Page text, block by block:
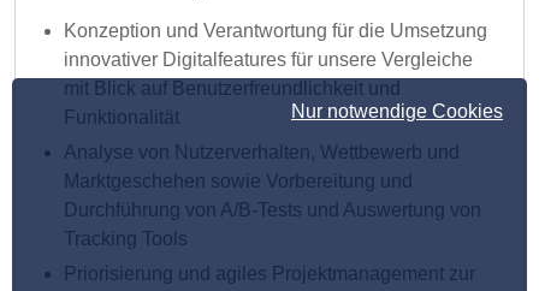
Nur notwendige Cookies
Konzeption und Verantwortung für die Umsetzung
innovativer Digitalfeatures für unsere Vergleiche
mit Blick auf Benutzerfreundlichkeit und
Funktionalität
Analyse von Nutzerverhalten, Wettbewerb und
Marktgeschehen sowie Vorbereitung und
Durchführung von A/B-Tests und Auswertung von
Tracking Tools
Priorisierung und agiles Projektmanagement zur